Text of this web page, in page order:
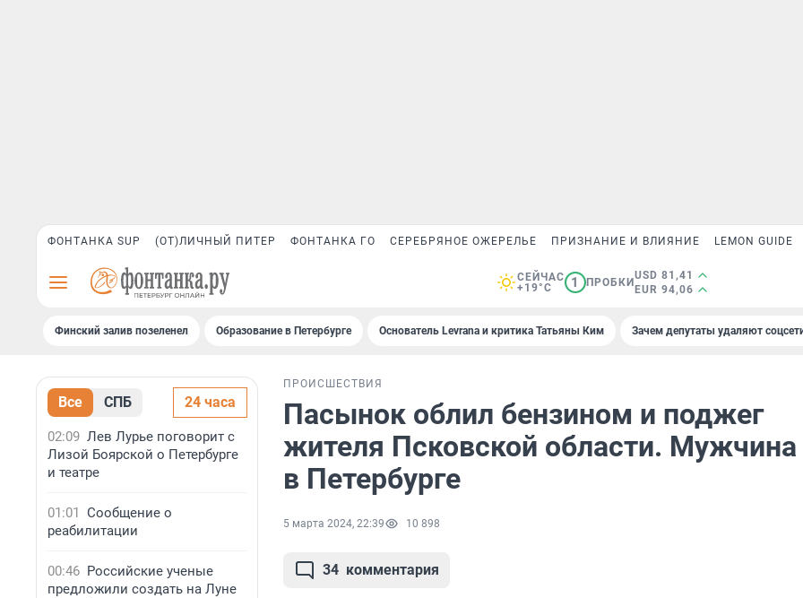
ФОНТАНКА SUP (ОТ)ЛИЧНЫЙ ПИТЕР ФОНТАНКА ГО СЕРЕБРЯНОЕ ОЖЕРЕЛЬЕ ПРИЗНАНИЕ И ВЛИЯНИЕ LEMON GUIDE
СЕЙЧАС
+19°C
1 ПРОБКИ
USD 81,41
EUR 94,06
Финский залив позеленел Образование в Петербурге Основатель Levrana и критика Татьяны Ким Зачем депутаты удаляют
Все СПБ 24 часа
02:09 Лев Лурье поговорит с
Лизой Боярской о Петербурге
и театре
01:01 Сообщение о
реабилитации
00:46 Российские ученые
предложили создать на Луне
ПРОИСШЕСТВИЯ
Пасынок облил бензином и поджег
жителя Псковской области.
в Петербурге
5 марта 2024, 22:39 10 898
34 комментария